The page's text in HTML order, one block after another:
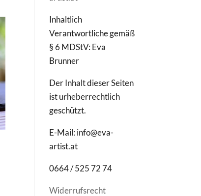
Inhaltlich
Verantwortliche gemäß
§ 6 MDStV: Eva
Brunner
Der Inhalt dieser Seiten
ist urheberrechtlich
geschützt.
E-Mail: info@eva-
artist.at
0664 / 525 72 74
Widerrufsrecht